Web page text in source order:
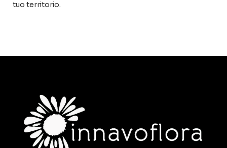
tuo territorio.